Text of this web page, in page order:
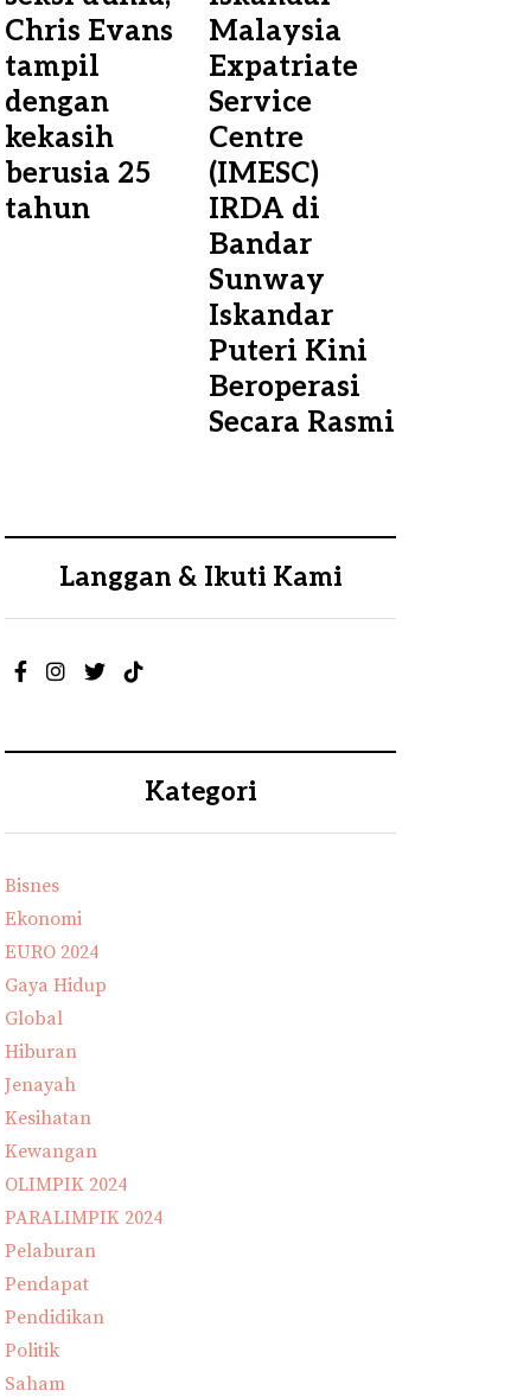
Chris Evans
tampil
dengan
kekasih
berusia 25
tahun
Malaysia
Expatriate
Service
Centre
(IMESC)
IRDA di
Bandar
Sunway
Iskandar
Puteri Kini
Beroperasi
Secara Rasmi
Langgan & Ikuti Kami
Kategori
Bisnes
Ekonomi
EURO 2024
Gaya Hidup
Global
Hiburan
Jenayah
Kesihatan
Kewangan
OLIMPIK 2024
PARALIMPIK 2024
Pelaburan
Pendapat
Pendidikan
Politik
Saham